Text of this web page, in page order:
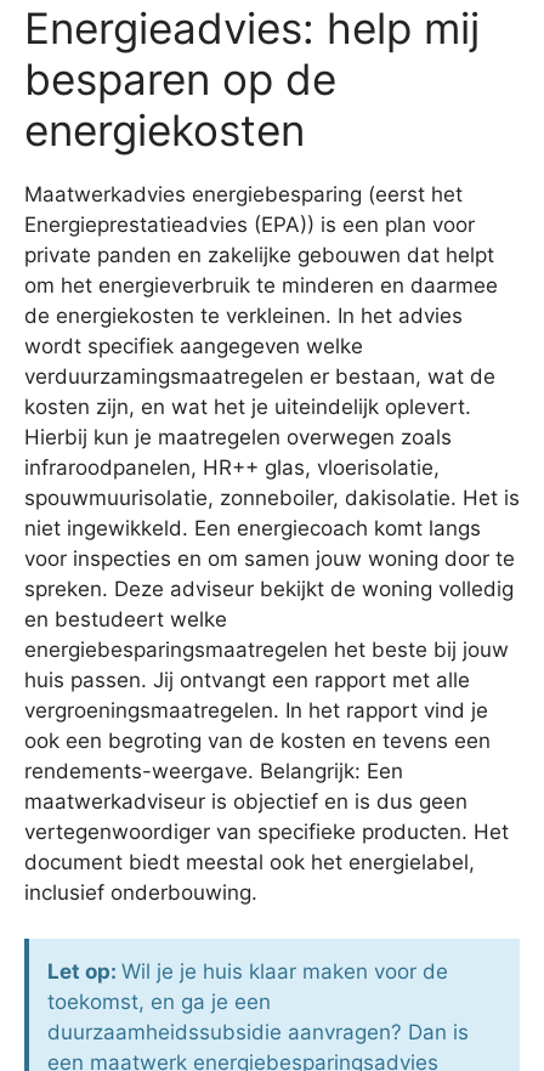
Energieadvies: help mij
besparen op de
energiekosten
Maatwerkadvies energiebesparing (eerst het
Energieprestatieadvies (EPA)) is een plan voor
private panden en zakelijke gebouwen dat helpt
om het energieverbruik te minderen en daarmee
de energiekosten te verkleinen. In het advies
wordt specifiek aangegeven welke
verduurzamingsmaatregelen er bestaan, wat de
kosten zijn, en wat het je uiteindelijk oplevert.
Hierbij kun je maatregelen overwegen zoals
infraroodpanelen, HR++ glas, vloerisolatie,
spouwmuurisolatie, zonneboiler, dakisolatie. Het is
niet ingewikkeld. Een energiecoach komt langs
voor inspecties en om samen jouw woning door te
spreken. Deze adviseur bekijkt de woning volledig
en bestudeert welke
energiebesparingsmaatregelen het beste bij jouw
huis passen. Jij ontvangt een rapport met alle
vergroeningsmaatregelen. In het rapport vind je
ook een begroting van de kosten en tevens een
rendements-weergave. Belangrijk: Een
maatwerkadviseur is objectief en is dus geen
vertegenwoordiger van specifieke producten. Het
document biedt meestal ook het energielabel,
inclusief onderbouwing.
Let op: Wil je je huis klaar maken voor de
toekomst, en ga je een
duurzaamheidssubsidie aanvragen? Dan is
een maatwerk energiebesparingsadvies